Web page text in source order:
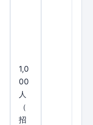
1,0
00
人
（
招